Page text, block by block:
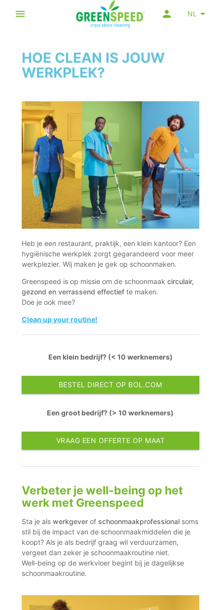
NL
HOE CLEAN IS JOUW
WERKPLEK?
Heb je een restaurant, praktijk, een klein kantoor? Een
hygiënische werkplek zorgt gegarandeerd voor meer
werkplezier. Wij maken je gek op schoonmaken.
Greenspeed is op missie om de schoonmaakcirculair,
gezond en verrassend effectief te maken.
Doe je ook mee?
Clean up your routine!
Een klein bedrijf? (< 10 werknemers)
BESTEL DIRECT OP BOL.COM
Een groot bedrijf? (> 10 werknemers)
VRAAG EEN OFFERTE OP MAAT
Verbeter je well-being op het
werk met Greenspeed
Sta je alswerkgever ofschoonmaakprofessional soms
stil bij de impact van de schoonmaakmiddelen die je
koopt? Als je als bedrijf graag wil verduurzamen,
vergeet dan zeker je schoonmaakroutine niet.
Well-being op de werkvloer begint bij je dagelijkse
schoonmaakroutine.